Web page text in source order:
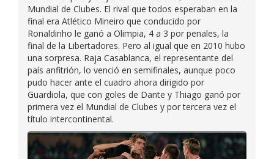
Mundial de Clubes. El rival que todos esperaban en la
final era Atlético Mineiro que conducido por
Ronaldinho le ganó a Olimpia, 4 a 3 por penales, la
final de la Libertadores. Pero al igual que en 2010 hubo
una sorpresa. Raja Casablanca, el representante del
país anfitrión, lo venció en semifinales, aunque poco
pudo hacer ante el cuadro ahora dirigido por
Guardiola, que con goles de Dante y Thiago ganó por
primera vez el Mundial de Clubes y por tercera vez el
título intercontinental.